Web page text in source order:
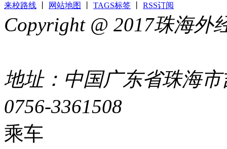
来校路线 网站地图 TAGS标签 RSS订阅
Copyright @ 2017珠海
地址：中国广东省珠海
0756-3361508
乘车